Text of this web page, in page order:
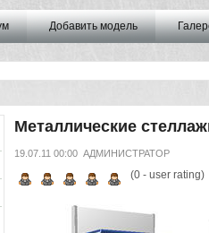
Добавить модель
Металлические
19.07.11 00:00 АДМИНИСТРАТОР
(0- user rating)